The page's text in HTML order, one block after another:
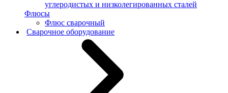
углеродистых и низколегированных сталей
Флюсы
Флюс сварочный
Сварочное оборудование